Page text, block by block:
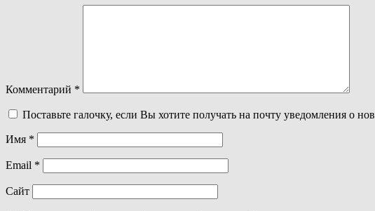
Комментарий *
Поставьте галочку, если Вы хотите получать на почту уведомления о
Имя *
Email *
Сайт